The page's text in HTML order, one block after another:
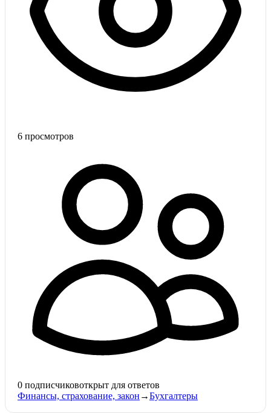
6 просмотров
0 подписчиковоткрыт для ответов
Финансы, страхование, закон →Бухгалтеры